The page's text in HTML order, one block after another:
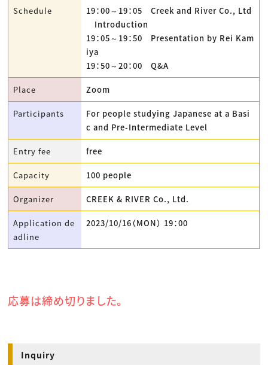
Schedule
19：00～19：05 Creek and River Co., Ltd
Introduction
19：05～19：50 Presentation by Rei Kam
iya
19：50～20：00 Q&A
Place Zoom
Participants
For people studying Japanese at a Basi
c and Pre-Intermediate Level
Entry fee free
Capacity 100 people
Organizer CREEK & RIVER Co., Ltd.
Application de
adline
2023/10/16（MON） 19：00
応募は締め切りました。
Inquiry